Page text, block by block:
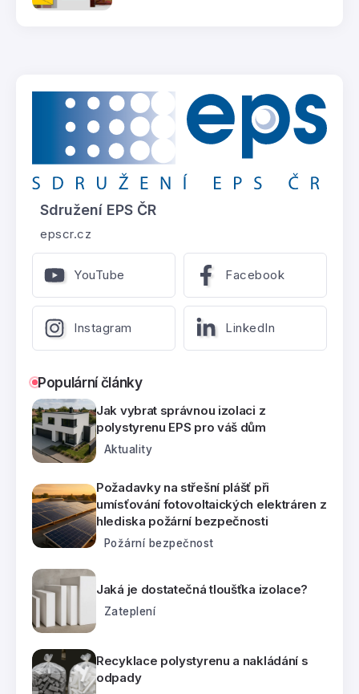
Sdružení EPS ČR
epscr.cz
YouTube Facebook
Instagram LinkedIn
Populární články
Jak vybrat správnou izolaci z
polystyrenu EPS pro váš dům
Aktuality
Požadavky na střešní plášť při
umísťování fotovoltaických elektráren z
hlediska požární bezpečnosti
Požární bezpečnost
Jaká je dostatečná tloušťka izolace?
Zateplení
Recyklace polystyrenu a nakládání s
odpady